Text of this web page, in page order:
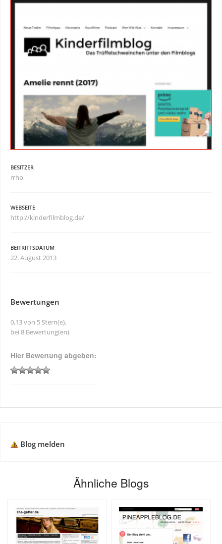
BESITZER
rrho
WEBSEITE
http://kinderfilmblog.de/
BEITRITTSDATUM
22. August 2013
Bewertungen
0,13 von 5 Stern(e),
bei 8 Bewertung(en)
Hier Bewertung abgeben:
Blog melden
Ähnliche Blogs